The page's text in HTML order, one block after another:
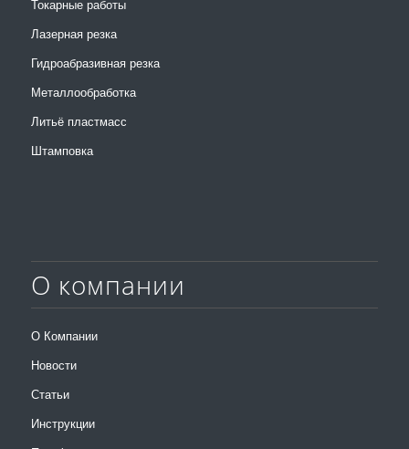
Токарные работы
Лазерная резка
Гидроабразивная резка
Металлообработка
Литьё пластмасс
Штамповка
О компании
О Компании
Новости
Статьи
Инструкции